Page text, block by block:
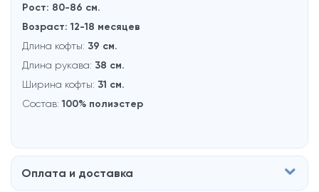
Рост: 80-86 см.
Возраст: 12-18 месяцев
Длина кофты: 39 см.
Длина рукaва: 38 см.
Ширина кофты: 31 см.
Состав: 100% полиэстер
Оплата и доставка